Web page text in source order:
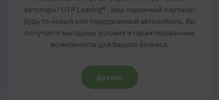
автопарк? OTP Leasing® - ваш надежный партнер!
Будь то новый или подержанный автомобиль, Вы
получаете выгодные условия и гарантированные
возможности для Вашего бизнеса.
Детали